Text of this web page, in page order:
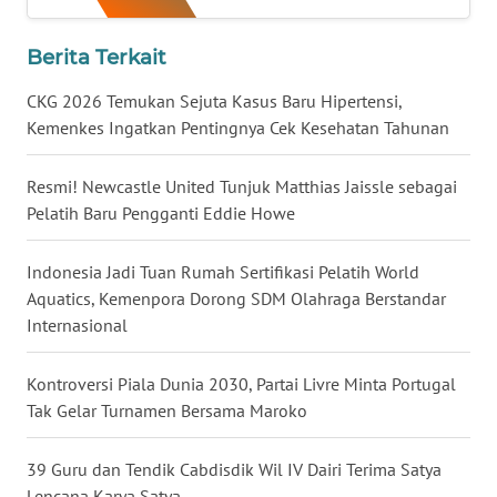
Berita Terkait
CKG 2026 Temukan Sejuta Kasus Baru Hipertensi,
Kemenkes Ingatkan Pentingnya Cek Kesehatan Tahunan
Resmi! Newcastle United Tunjuk Matthias Jaissle sebagai
Pelatih Baru Pengganti Eddie Howe
Indonesia Jadi Tuan Rumah Sertifikasi Pelatih World
Aquatics, Kemenpora Dorong SDM Olahraga Berstandar
Internasional
Kontroversi Piala Dunia 2030, Partai Livre Minta Portugal
Tak Gelar Turnamen Bersama Maroko
39 Guru dan Tendik Cabdisdik Wil IV Dairi Terima Satya
WN
WN
WN
JABAR
WN
BANTEN
WN
NTT
WN
KEPRI